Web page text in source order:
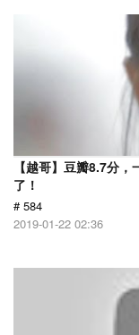
【越哥】豆瓣8.7分
了！
# 584
2019-01-22 02:36